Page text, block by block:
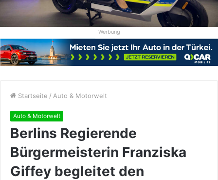
Werbung
Startseite / Auto & Motorwelt
Auto & Motorwelt
Berlins Regierende
Bürgermeisterin Franziska
Giffey begleitet den